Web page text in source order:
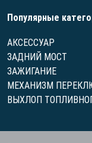
Популярные
АКСЕССУАР
ЗАДНИЙ МОСТ
ЗАЖИГАНИЕ
МЕХАНИЗМ
ВЫХЛОП